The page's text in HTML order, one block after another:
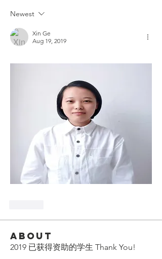
Newest
Xin Ge
Aug 19, 2019
About
2019 已获得资助的学生 Thank You!